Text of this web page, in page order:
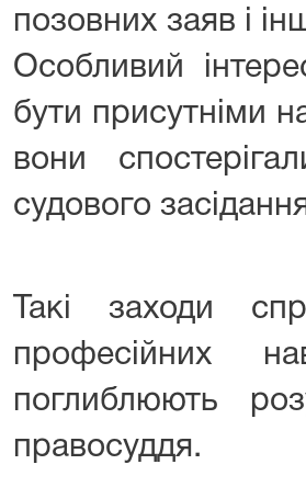
позовних заяв і
Особливий
бути присутніми
вони
судового
Такі заходи
професійних
поглиблюють
правосуддя.